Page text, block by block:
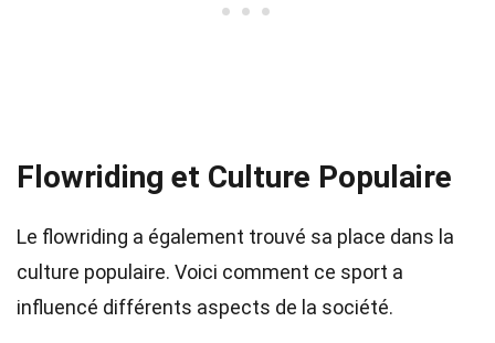
Flowriding et Culture Populaire
Le flowriding a également trouvé sa place dans la
culture populaire. Voici comment ce sport a
influencé différents aspects de la société.